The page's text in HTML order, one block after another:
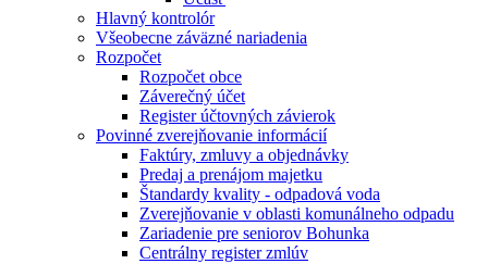
Hlavný kontrolór
Všeobecne záväzné nariadenia
Rozpočet
Rozpočet obce
Záverečný účet
Register účtovných závierok
Povinné zverejňovanie informácií
Faktúry, zmluvy a objednávky
Predaj a prenájom majetku
Štandardy kvality - odpadová voda
Zverejňovanie v oblasti komunálneho odpadu
Zariadenie pre seniorov Bohunka
Centrálny register zmlúv